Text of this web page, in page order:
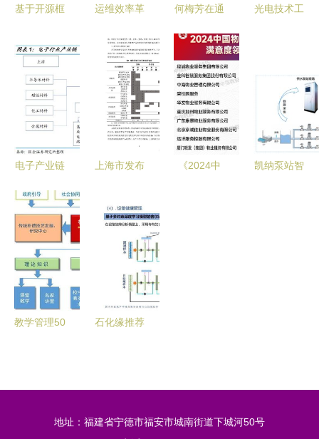
基于开源框
术的微服务
架构通信与
自动控制技
术研究
运维效率革
流基于阿里
云ACK与
ASM的云原
生应用管理
实践洞察
何梅芳在通
制技术研究
服务领域的
贡献与前沿
探索
光电技术工
通信与自动
控制领域的
期刊推荐与
投稿策略
电子产业链
整理 可转
债研究大图
谱系列之五
——通信与
自动控制技
术研究服务
上海市发布
水新型污染
物处置技术
指南 推动
通信与自动
控制技术助
力环保创新
《2024中
凯纳泵站智
教学管理50
制技术研究
石化缘推荐
地址：福建省宁德市福安市城南街道下城河50号